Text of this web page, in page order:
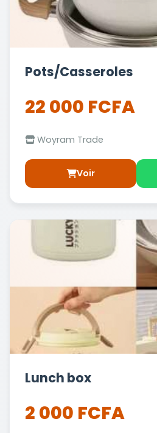
Pots/Casseroles
22 000 FCFA
Woyram Trade
Voir
Lunch box
2 000 FCFA